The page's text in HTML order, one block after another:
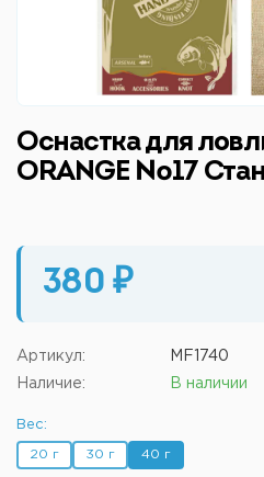
Оснастка для
ORANGE №17
380 ₽
Артикул: MF1740
Наличие: В наличии
Вес:
20 г 30 г 40 г